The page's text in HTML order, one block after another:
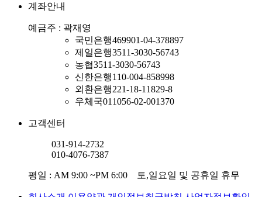
계좌안내
예금주 : 곽재영
국민은행469901-04-378897
제일은행3511-3030-56743
농협3511-3030-56743
신한은행110-004-858998
외환은행221-18-11829-8
우체국011056-02-001370
고객센터
031-914-2732
010-4076-7387
평일 : AM 9:00 ~PM 6:00 토,일요일 및 공휴일 휴무